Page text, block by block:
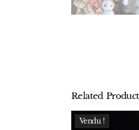
Related
Vendu !